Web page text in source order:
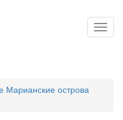
Марианские острова